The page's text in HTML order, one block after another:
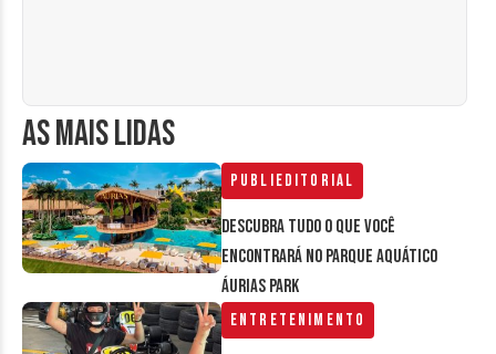
AS MAIS LIDAS
Publieditorial
Descubra tudo o que você
encontrará no parque aquático
Áurias Park
Entretenimento